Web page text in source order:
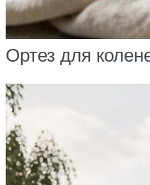
Ортез для